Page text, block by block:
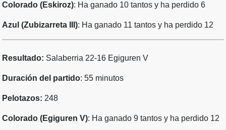
Colorado (Eskiroz): Ha ganado 10 tantos y ha perdido 6
Azul (Zubizarreta III): Ha ganado 11 tantos y ha perdido 12
Resultado: Salaberria 22-16 Egiguren V
Duración del partido: 55 minutos
Pelotazos: 248
Colorado (Egiguren V): Ha ganado 9 tantos y ha perdido 12